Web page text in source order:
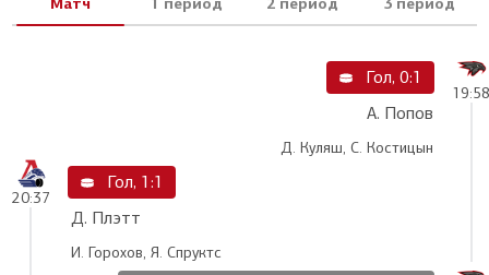
19:58
Гол, 0:1
А. Попов
Д. Куляш, С. Костицын
20:37
Гол, 1:1
Д. Плэтт
И. Горохов, Я. Спруктс